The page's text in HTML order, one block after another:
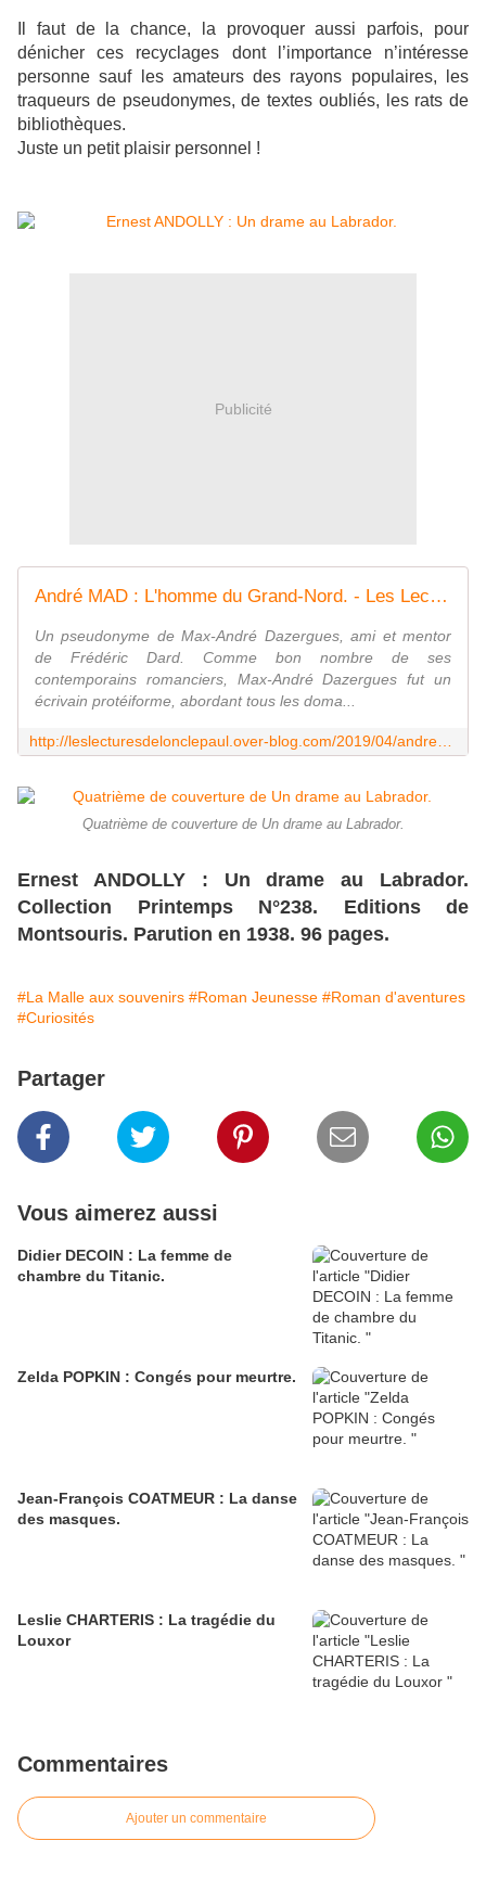
Il faut de la chance, la provoquer aussi parfois, pour
dénicher ces recyclages dont l’importance n’intéresse
personne sauf les amateurs des rayons populaires, les
traqueurs de pseudonymes, de textes oubliés, les rats de
bibliothèques.
Juste un petit plaisir personnel !
Publicité
André MAD : L'homme du Grand-Nord. - Les Lectures de l'Oncle Paul
Un pseudonyme de Max-André Dazergues, ami et mentor
de Frédéric Dard. Comme bon nombre de ses
contemporains romanciers, Max-André Dazergues fut un
écrivain protéiforme, abordant tous les doma...
Quatrième de couverture de Un drame au Labrador.
Ernest ANDOLLY : Un drame au Labrador.
Collection Printemps N°238. Editions de
Montsouris. Parution en 1938. 96 pages.
#La Malle aux souvenirs #Roman Jeunesse #Roman d'aventures
#Curiosités
Partager
Vous aimerez aussi
Didier DECOIN : La femme de
chambre du Titanic.
Zelda POPKIN : Congés pour meurtre.
Jean-François COATMEUR : La danse
des masques.
Leslie CHARTERIS : La tragédie du
Louxor
Commentaires
Ajouter un commentaire